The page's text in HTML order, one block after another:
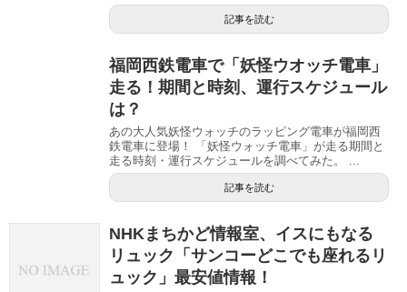
記事を読む
福岡西鉄電車で「妖怪ウオッチ電車」
走る！期間と時刻、運行スケジュール
は？
あの大人気妖怪ウォッチのラッピング電車が福岡西
鉄電車に登場！ 「妖怪ウォッチ電車」が走る期間と
走る時刻・運行スケジュールを調べてみた。 ...
記事を読む
NHKまちかど情報室、イスにもなる
リュック「サンコーどこでも座れるリ
ュック」最安値情報！